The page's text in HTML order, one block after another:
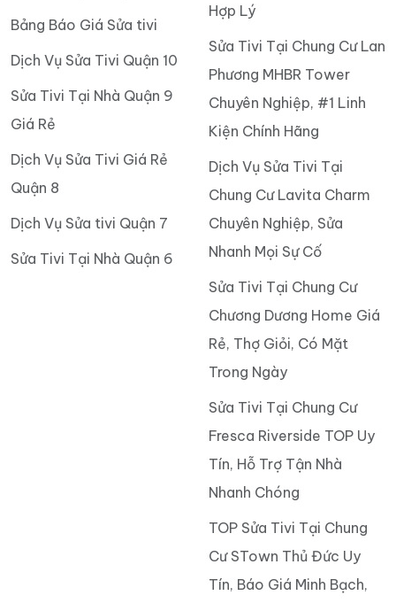
Bảng Báo Giá Sửa tivi
Dịch Vụ Sửa Tivi Quận 10
Sửa Tivi Tại Nhà Quận 9
Giá Rẻ
Dịch Vụ Sửa Tivi Giá Rẻ
Quận 8
Dịch Vụ Sửa tivi Quận 7
Sửa Tivi Tại Nhà Quận 6
Hợp Lý
Sửa Tivi Tại Chung Cư Lan
Phương MHBR Tower
Chuyên Nghiệp, #1 Linh
Kiện Chính Hãng
Dịch Vụ Sửa Tivi Tại
Chung Cư Lavita Charm
Chuyên Nghiệp, Sửa
Nhanh Mọi Sự Cố
Sửa Tivi Tại Chung Cư
Chương Dương Home Giá
Rẻ, Thợ Giỏi, Có Mặt
Trong Ngày
Sửa Tivi Tại Chung Cư
Fresca Riverside TOP Uy
Tín, Hỗ Trợ Tận Nhà
Nhanh Chóng
TOP Sửa Tivi Tại Chung
Cư STown Thủ Đức Uy
Tín, Báo Giá Minh Bạch,